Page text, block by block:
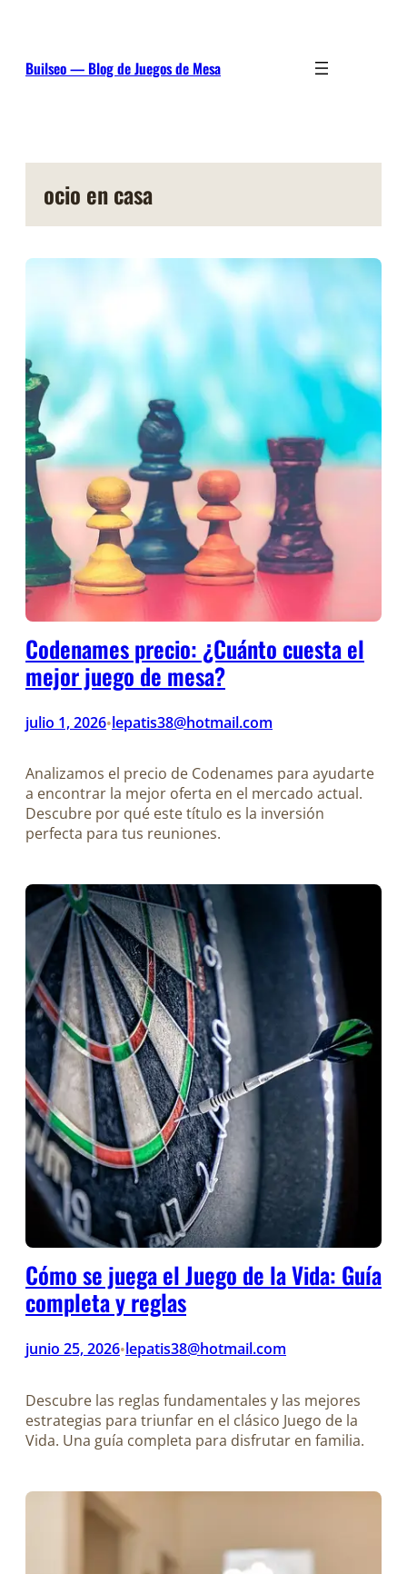
Builseo — Blog de Juegos de Mesa
ocio en casa
Codenames precio: ¿Cuánto cuesta el
mejor juego de mesa?
julio 1, 2026•lepatis38@hotmail.com
Analizamos el precio de Codenames para ayudarte
a encontrar la mejor oferta en el mercado actual.
Descubre por qué este título es la inversión
perfecta para tus reuniones.
Cómo se juega el Juego de la Vida: Guía
completa y reglas
junio 25, 2026•lepatis38@hotmail.com
Descubre las reglas fundamentales y las mejores
estrategias para triunfar en el clásico Juego de la
Vida. Una guía completa para disfrutar en familia.